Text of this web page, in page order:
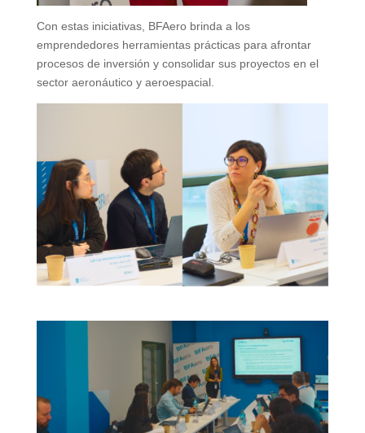
Con estas iniciativas, BFAero brinda a los
emprendedores herramientas prácticas para afrontar
procesos de inversión y consolidar sus proyectos en el
sector aeronáutico y aeroespacial.